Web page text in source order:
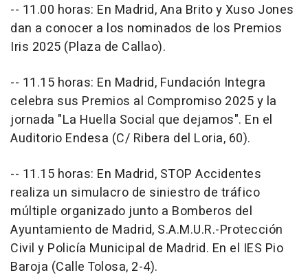
-- 11.00 horas: En Madrid, Ana Brito y Xuso Jones
dan a conocer a los nominados de los Premios
Iris 2025 (Plaza de Callao).
-- 11.15 horas: En Madrid, Fundación Integra
celebra sus Premios al Compromiso 2025 y la
jornada "La Huella Social que dejamos". En el
Auditorio Endesa (C/ Ribera del Loria, 60).
-- 11.15 horas: En Madrid, STOP Accidentes
realiza un simulacro de siniestro de tráfico
múltiple organizado junto a Bomberos del
Ayuntamiento de Madrid, S.A.M.U.R.-Protección
Civil y Policía Municipal de Madrid. En el IES Pio
Baroja (Calle Tolosa, 2-4).